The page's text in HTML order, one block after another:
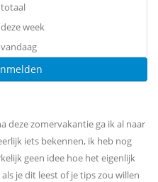
week
deze zomervakantie ga ik al naar
iets bekennen, ik heb nog
geen idee hoe het eigenlijk
je dit leest of je tips zou willen